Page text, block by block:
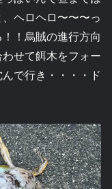
ヘロヘロ〜〜〜っ
！烏賊の進行方向
せて餌木をフォー
で行き・・・・ド